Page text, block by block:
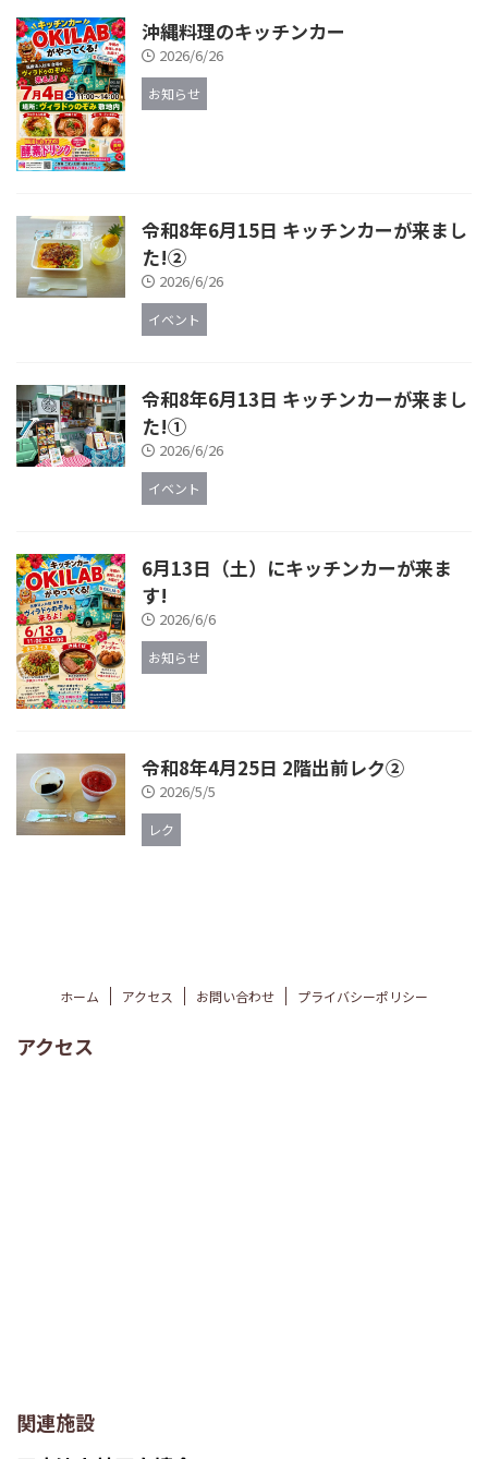
沖縄料理のキッチンカー
2026/6/26
お知らせ
令和8年6月15日 キッチンカーが来まし
た!②
2026/6/26
イベント
令和8年6月13日 キッチンカーが来まし
た!①
2026/6/26
イベント
6月13日（土）にキッチンカーが来ま
す!
2026/6/6
お知らせ
令和8年4月25日 2階出前レク②
2026/5/5
レク
ホーム アクセス お問い合わせ プライバシーポリシー
アクセス
関連施設